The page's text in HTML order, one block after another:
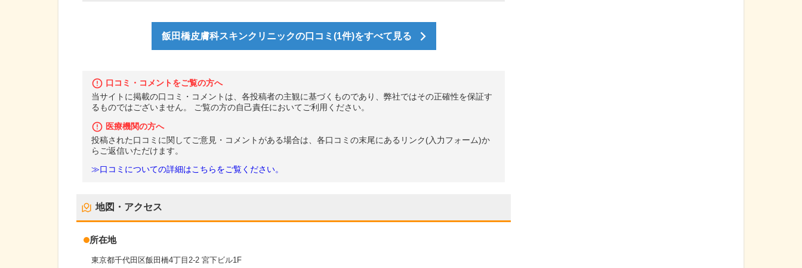
飯田橋皮膚科スキンクリニックの口コミ(1件)をすべて見る
口コミ・コメントをご覧の方へ
当サイトに掲載の口コミ・コメントは、各投稿者の主観に基づくものであり、弊社ではその正確性を保証す
るものではございません。 ご覧の方の自己責任においてご利用ください。
医療機関の方へ
投稿された口コミに関してご意見・コメントがある場合は、各口コミの末尾にあるリンク(入力フォーム)か
らご返信いただけます。
≫口コミについての詳細はこちらをご覧ください。
地図・アクセス
所在地
東京都千代田区飯田橋4丁目2-2 宮下ビル1F